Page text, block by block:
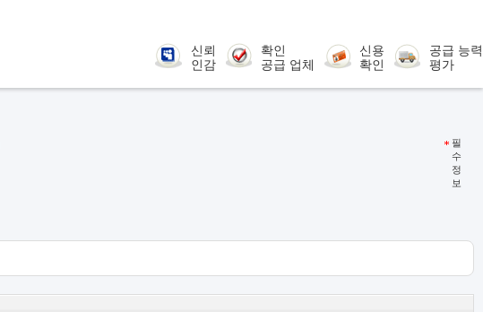
신뢰
인감
확인
공급 업체
신용
확인
공급 능력
평가
필
수
정
보